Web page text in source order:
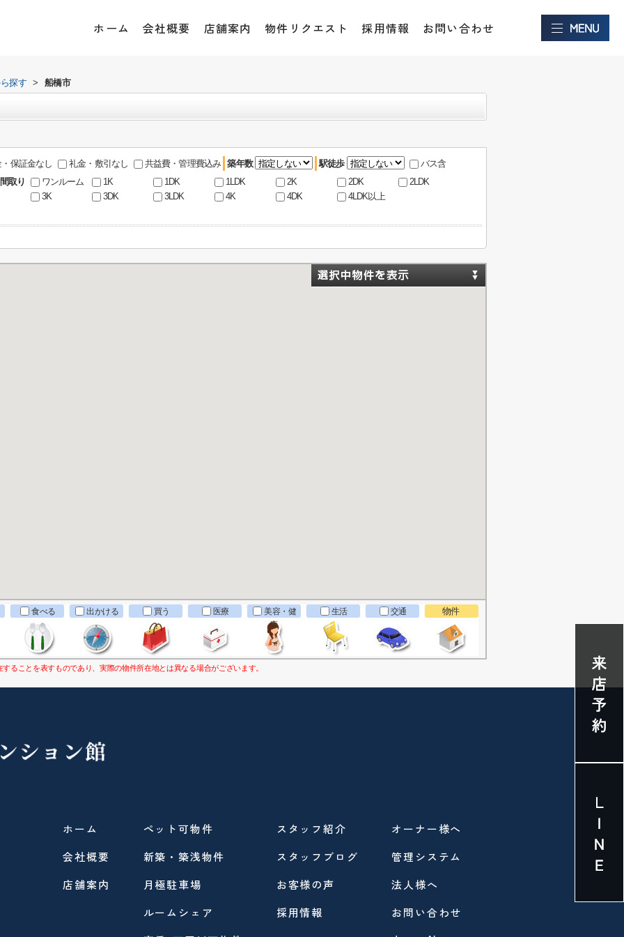
ホーム 会社概要 店舗案内 物件リクエスト 採用情報 お問い合わせ
探す > 船橋市
保証金なし 礼金・敷引なし 共益費・管理費込み 築年数 駅徒歩
バス含
間取り
ワンルーム 1K 1DK 1LDK 2K 2DK
2LDK
3K
3DK 3LDK 4K 4DK 4LDK以上
食べる 出かける 買う 医療
美容・健
康
生活 交通 物件
ることを表すものであり、実際の物件所在地とは異なる場合がございます。
ホーム
会社概要
店舗案内
ペット可物件
新築・築浅物件
月極駐車場
ルームシェア
スタッフ紹介
スタッフブログ
お客様の声
採用情報
オーナー様へ
管理システム
法人様へ
お問い合わせ